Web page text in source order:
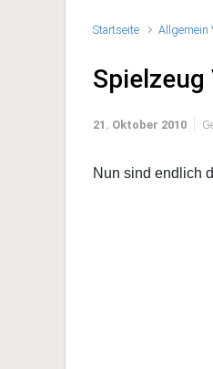
Startseite Allgemein
Spielzeug
21. Oktober 2010
Nun sind endlich